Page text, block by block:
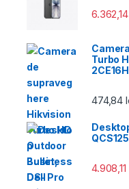
6.362,14
Turbo
474,84
4.908,11